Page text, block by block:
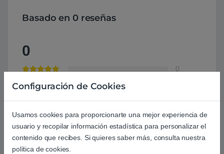
Basado en 0 reseñas
0
0
0
0
0
Configuración de Cookies
Usamos cookies para proporcionarte una mejor experiencia de
usuario y recopilar información estadística para personalizar el
contenido que recibes. Si quieres saber más, consulta nuestra
política de cookies.